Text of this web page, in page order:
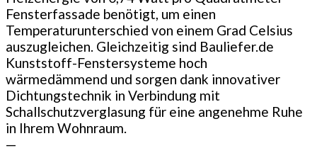
Fensterfassade benötigt, um einen
Temperaturunterschied von einem Grad Celsius
auszugleichen. Gleichzeitig sind Bauliefer.de
Kunststoff-Fenstersysteme hoch
wärmedämmend und sorgen dank innovativer
Dichtungstechnik in Verbindung mit
Schallschutzverglasung für eine angenehme Ruhe
in Ihrem Wohnraum.
—